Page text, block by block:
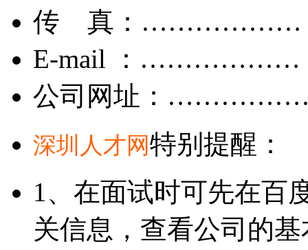
传 真：………………
E-mail ：………………
公司网址：
深圳人才网特别提醒：
1、在面试时可先在百
关信息，查看公司的